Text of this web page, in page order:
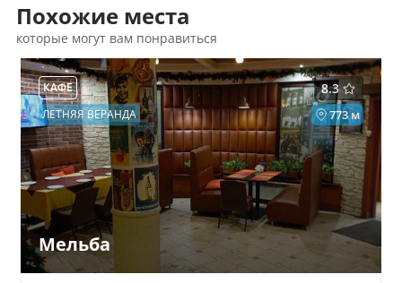
Похожие места
которые могут вам понравиться
8.3
КАФЕ
773 м
ЛЕТНЯЯ ВЕРАНДА
Мельба